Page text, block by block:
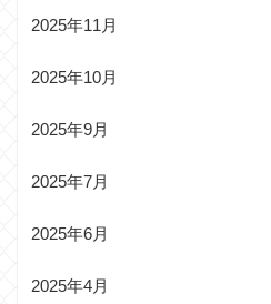
2025年11月
2025年10月
2025年9月
2025年7月
2025年6月
2025年4月